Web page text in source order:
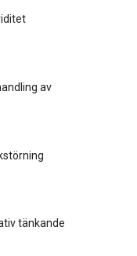
av
tänkande